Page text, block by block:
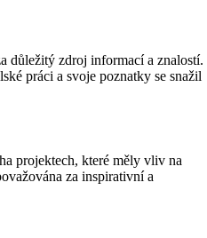
důležitý zdroj informací a znalostí.
práci a svoje poznatky se snažil
projektech, které měly vliv na
za inspirativní a